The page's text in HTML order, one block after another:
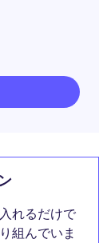
れるだけで
組んでいま